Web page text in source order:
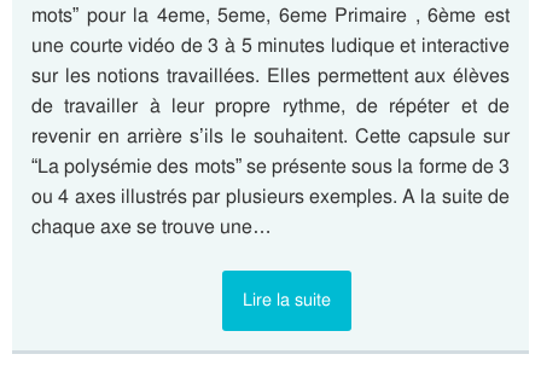
mots” pour la 4eme, 5eme, 6eme Primaire , 6ème est
une courte vidéo de 3 à 5 minutes ludique et interactive
sur les notions travaillées. Elles permettent aux élèves
de travailler à leur propre rythme, de répéter et de
revenir en arrière s’ils le souhaitent. Cette capsule sur
“La polysémie des mots” se présente sous la forme de 3
ou 4 axes illustrés par plusieurs exemples. A la suite de
chaque axe se trouve une…
Lire la suite